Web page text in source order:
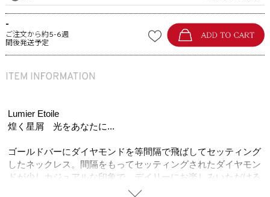
-
ご注文から約5-6週
間後発送予定
Lumier Etoile
煌く星屑 光をあなたに...
ゴールドバーにダイヤモンドを等間隔で飛ばしてセッティング
したネックレス。間隔をもってセッティングされたダイヤモン
ドが少しカジュアルな印象で、デイリーにお楽しみいただける
ネックレスです。セットでリングのご用意もございます。